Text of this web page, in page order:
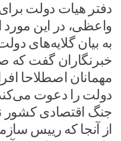
دفتر هیات دولت
واعظی، در این مورد
به بیان گلایه‌های
خبرنگاران گفت که
مهمانان اصطلاحا
دولت را دعوت
جنگ اقتصادی کشور
از آنجا که رییس